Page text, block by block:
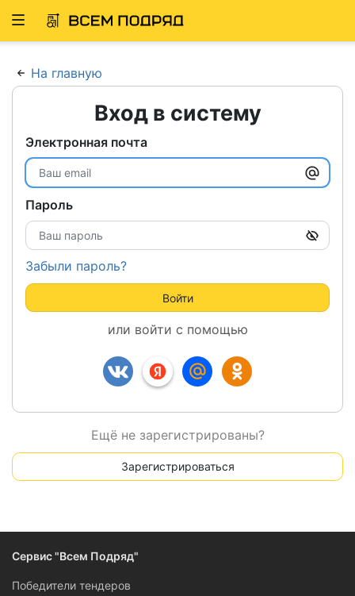
Развернуть
На главную
Вход в систему
Электронная почта
Пароль
Забыли пароль?
Войти
или войти с помощью
Ещё не зарегистрированы?
Зарегистрироваться
Сервис "Всем Подряд"
Победители тендеров